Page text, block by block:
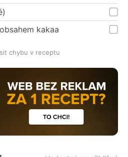
kakaa
chybu v receptu